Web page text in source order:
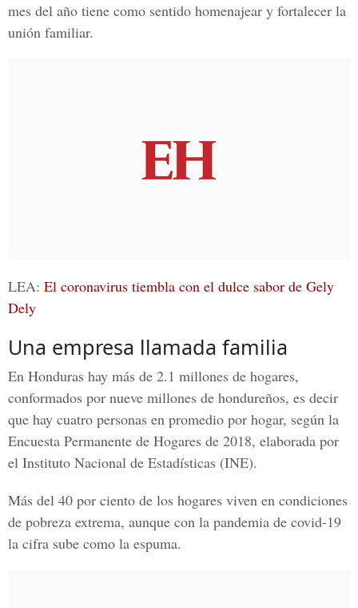
mes del año tiene como sentido homenajear y fortalecer la
unión familiar.
LEA: El coronavirus tiembla con el dulce sabor de Gely
Dely
Una empresa llamada familia
En Honduras hay más de 2.1 millones de hogares,
conformados por nueve millones de hondureños, es decir
que hay cuatro personas en promedio por hogar, según la
Encuesta Permanente de Hogares de 2018, elaborada por
el Instituto Nacional de Estadísticas (INE).
Más del 40 por ciento de los hogares viven en condiciones
de pobreza extrema, aunque con la pandemia de covid-19
la cifra sube como la espuma.